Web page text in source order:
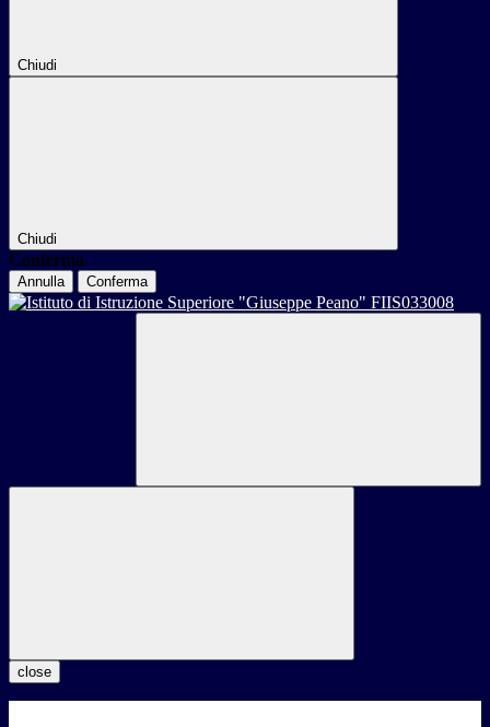
Chiudi
Chiudi
Conferma
Annulla Conferma
close